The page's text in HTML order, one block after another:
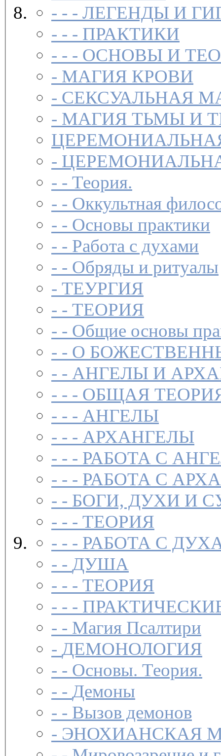
- - - ЛЕГЕНДЫ И
- - - ПРАКТИКИ
- - - ОСНОВЫ И
- МАГИЯ КРОВИ
- СЕКСУАЛЬНАЯ
- МАГИЯ ТЬМЫ И
-
- - Теория.
- - Оккультная
- - Основы практики
- - Работа с духами
- - Обряды и ритуалы
- ТЕУРГИЯ
- - ТЕОРИЯ
- - Общие основы
- - О
- - АНГЕЛЫ И
- - - ОБЩАЯ
- - - АНГЕЛЫ
- - - АРХАНГЕЛЫ
- - - РАБОТА С
- - - РАБОТА С
- - БОГИ, ДУХИ И
- - - ТЕОРИЯ
- - - РАБОТА С
- - ДУША
- - - ТЕОРИЯ
- - -
- - Магия Псалтири
- ДЕМОНОЛОГИЯ
- - Основы. Теория.
- - Демоны
- - Вызов демонов
- ЭНОХИАНСКАЯ